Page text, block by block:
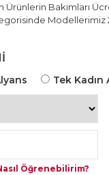
Ürünlerin Bakımları
Modellerimiz
ve Bileklik
Tek Kadın
Öğrenebilirim?